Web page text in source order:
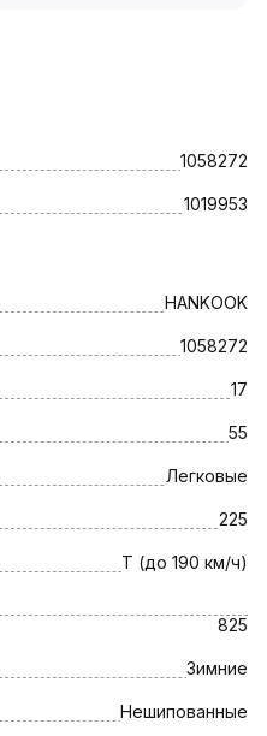
1058272
1019953
HANKOOK
1058272
17
55
Легковые
225
T (до 190 км/ч)
825
Зимние
Нешипованные